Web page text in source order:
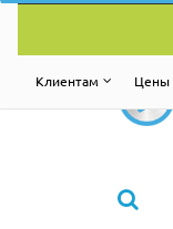
Клиентам Цены